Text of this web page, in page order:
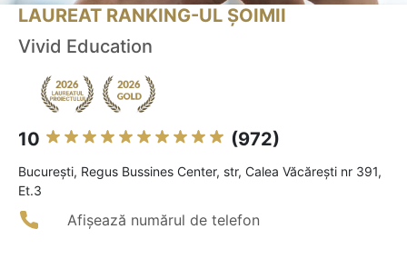
LAUREAT RANKING-UL ȘOIMII
Vivid Education
10 (972)
Bucureşti, Regus Bussines Center, str, Calea Văcărești nr 391,
Et.3
Afișează numărul de telefon